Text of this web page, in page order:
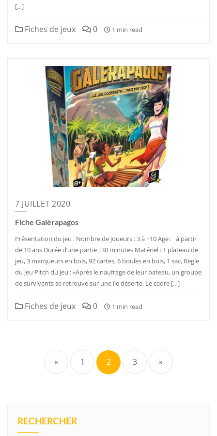
[…]
Fiches de jeux 0 1 min read
7 JUILLET 2020
Fiche Galèrapagos
Présentation du jeu : Nombre de joueurs : 3 à +10 Age : à partir
de 10 ans Durée d’une partie : 30 minutes Matériel : 1 plateau de
jeu, 3 marqueurs en bois, 92 cartes, 6 boules en bois, 1 sac, Règle
du jeu Pitch du jeu : «Après le naufrage de leur bateau, un groupe
de survivants se retrouve sur une île déserte. Le cadre […]
Fiches de jeux 0 1 min read
des
publications
« 1 2 3 »
RECHERCHER